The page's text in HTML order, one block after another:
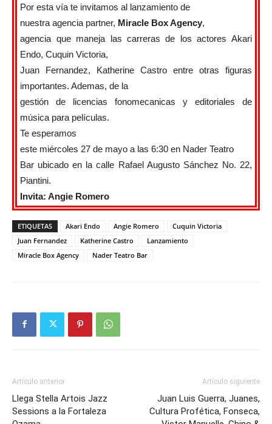
Por esta vía te invitamos al lanzamiento de
nuestra agencia partner, Miracle Box Agency,
agencia que maneja las carreras de los actores Akari
Endo, Cuquin Victoria,
Juan Fernandez, Katherine Castro entre otras figuras
importantes. Ademas, de la
gestión de licencias fonomecanicas y editoriales de
música para películas.
Te esperamos
este miércoles 27 de mayo a las 6:30 en Nader Teatro
Bar ubicado en la calle Rafael Augusto Sánchez No. 22,
Piantini.
Invita: Angie Romero
ETIQUETAS Akari Endo Angie Romero
Cuquin Victoria
Juan Fernandez
Katherine Castro
Lanzamiento
Miracle Box Agency
Nader Teatro Bar
Artículo anterior
Llega Stella Artois Jazz
Sessions a la Fortaleza
Artículo siguiente
Juan Luis Guerra, Juanes,
Cultura Profética, Fonseca,